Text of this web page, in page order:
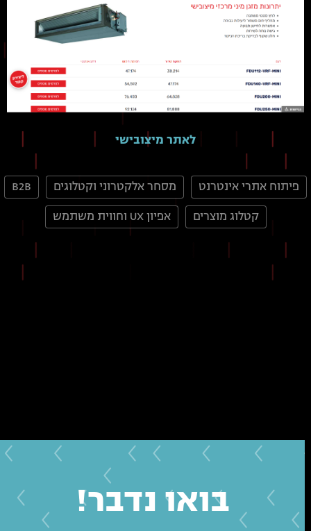
לאתר מיצובישי
פיתוח אתרי אינטרנט מסחר אלקטרוני וקטלוגים B2B
קטלוג מוצרים אפיון UX וחווית משתמש
בואו נדבר!